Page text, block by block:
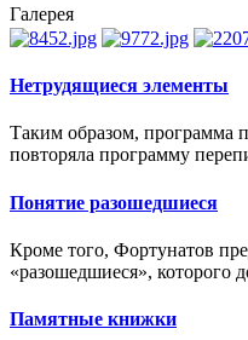
Галерея
Нетрудящиеся элементы
Таким образом, программа
повторяла программу
Понятие разошедшиеся
Кроме того, Фортунатов
«разошедшиеся», которого
Памятные книжки